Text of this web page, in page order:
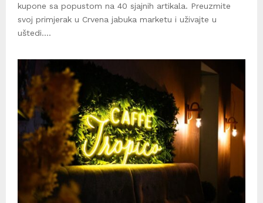
kupone sa popustom na 40 sjajnih artikala. Preuzmite
svoj primjerak u Crvena jabuka marketu i uživajte u
uštedi....